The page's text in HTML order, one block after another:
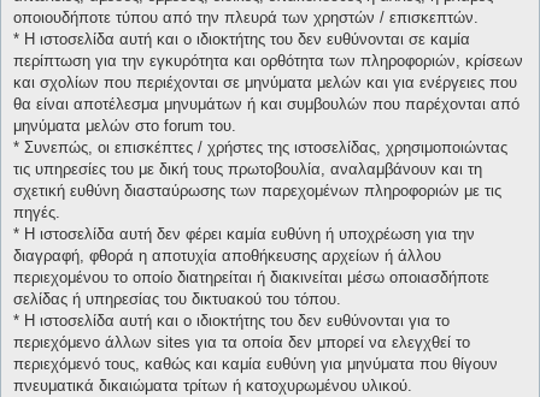
οποιουδήποτε τύπου από την πλευρά των χρηστών / επισκεπτών.
* H ιστοσελίδα αυτή και ο ιδιοκτήτης του δεν ευθύνονται σε καμία
περίπτωση για την εγκυρότητα και ορθότητα των πληροφοριών, κρίσεων
και σχολίων που περιέχονται σε μηνύματα μελών και για ενέργειες που
θα είναι αποτέλεσμα μηνυμάτων ή και συμβουλών που παρέχονται από
μηνύματα μελών στο forum του.
* Συνεπώς, οι επισκέπτες / χρήστες της ιστοσελίδας, χρησιμοποιώντας
τις υπηρεσίες του με δική τους πρωτοβουλία, αναλαμβάνουν και τη
σχετική ευθύνη διασταύρωσης των παρεχομένων πληροφοριών με τις
πηγές.
* H ιστοσελίδα αυτή δεν φέρει καμία ευθύνη ή υποχρέωση για την
διαγραφή, φθορά η αποτυχία αποθήκευσης αρχείων ή άλλου
περιεχομένου το οποίο διατηρείται ή διακινείται μέσω οποιασδήποτε
σελίδας ή υπηρεσίας του δικτυακού του τόπου.
* H ιστοσελίδα αυτή και ο ιδιοκτήτης του δεν ευθύνονται για το
περιεχόμενο άλλων sites για τα οποία δεν μπορεί να ελεγχθεί το
περιεχόμενό τους, καθώς και καμία ευθύνη για μηνύματα που θίγουν
πνευματικά δικαιώματα τρίτων ή κατοχυρωμένου υλικού.